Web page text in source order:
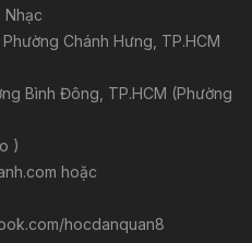
Nhạc
Chánh Hưng, TP.HCM
Bình Đông, TP.HCM (Phường
)
hoặc
hocdanquan8